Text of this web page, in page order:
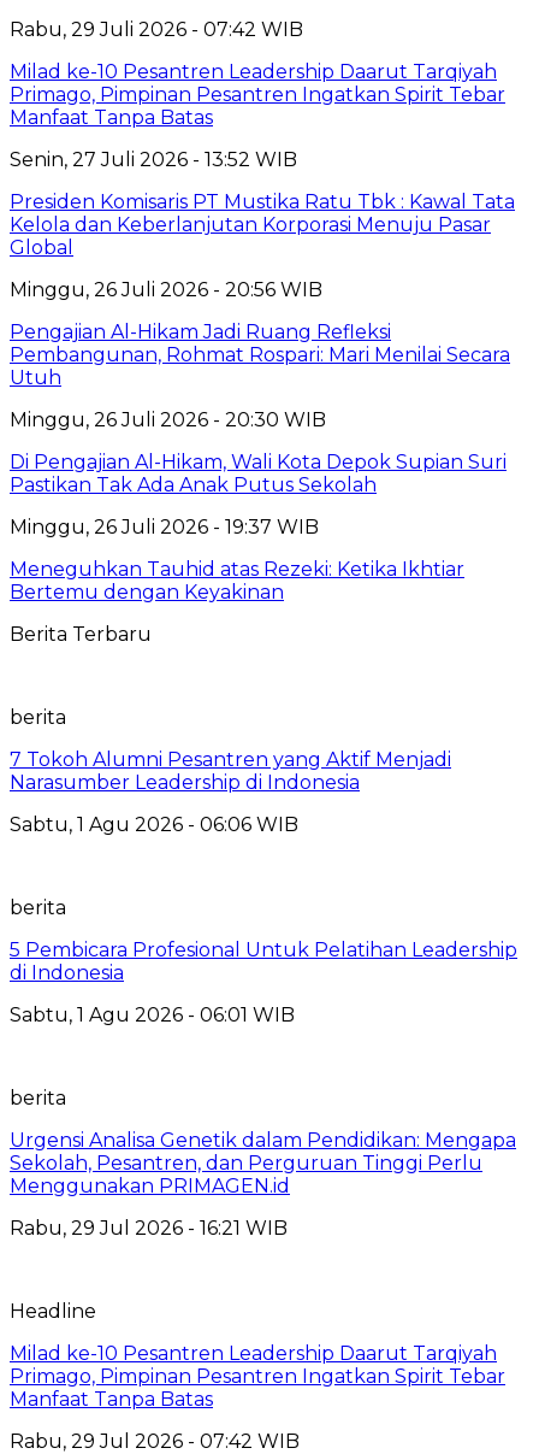
Rabu, 29 Juli 2026 - 07:42 WIB
Milad ke-10 Pesantren Leadership Daarut Tarqiyah
Primago, Pimpinan Pesantren Ingatkan Spirit Tebar
Manfaat Tanpa Batas
Senin, 27 Juli 2026 - 13:52 WIB
Presiden Komisaris PT Mustika Ratu Tbk : Kawal Tata
Kelola dan Keberlanjutan Korporasi Menuju Pasar
Global
Minggu, 26 Juli 2026 - 20:56 WIB
Pengajian Al-Hikam Jadi Ruang Refleksi
Pembangunan, Rohmat Rospari: Mari Menilai Secara
Utuh
Minggu, 26 Juli 2026 - 20:30 WIB
Di Pengajian Al-Hikam, Wali Kota Depok Supian Suri
Pastikan Tak Ada Anak Putus Sekolah
Minggu, 26 Juli 2026 - 19:37 WIB
Meneguhkan Tauhid atas Rezeki: Ketika Ikhtiar
Bertemu dengan Keyakinan
Berita Terbaru
berita
7 Tokoh Alumni Pesantren yang Aktif Menjadi
Narasumber Leadership di Indonesia
Sabtu, 1 Agu 2026 - 06:06 WIB
berita
5 Pembicara Profesional Untuk Pelatihan Leadership
di Indonesia
Sabtu, 1 Agu 2026 - 06:01 WIB
berita
Urgensi Analisa Genetik dalam Pendidikan: Mengapa
Sekolah, Pesantren, dan Perguruan Tinggi Perlu
Menggunakan PRIMAGEN.id
Rabu, 29 Jul 2026 - 16:21 WIB
Headline
Milad ke-10 Pesantren Leadership Daarut Tarqiyah
Primago, Pimpinan Pesantren Ingatkan Spirit Tebar
Manfaat Tanpa Batas
Rabu, 29 Jul 2026 - 07:42 WIB